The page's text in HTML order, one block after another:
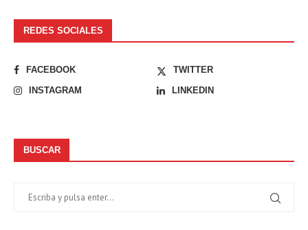
REDES SOCIALES
FACEBOOK
TWITTER
INSTAGRAM
LINKEDIN
BUSCAR